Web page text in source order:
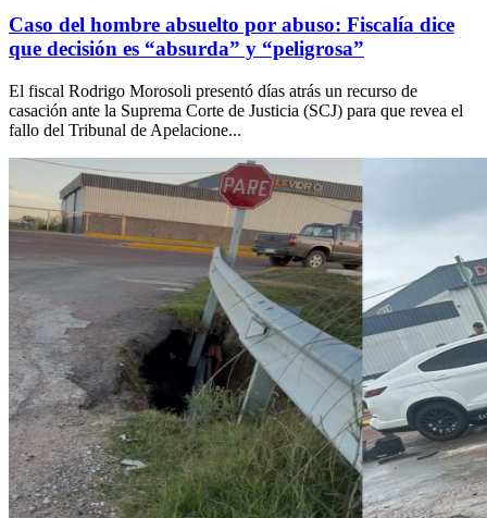
Caso del hombre absuelto por abuso: Fiscalía dice
que decisión es “absurda” y “peligrosa”
El fiscal Rodrigo Morosoli presentó días atrás un recurso de
casación ante la Suprema Corte de Justicia (SCJ) para que revea el
fallo del Tribunal de Apelacione...